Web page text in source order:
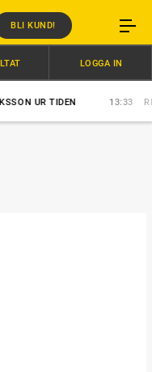
BLI KUND!
UR TIDEN 13:33
LOGGA IN